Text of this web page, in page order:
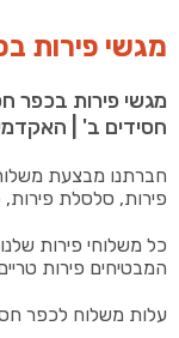
מגשי פירות
מגשי פירות בכפר
חסידים ב' |
חברתנו מבצעת
פירות, סלסלת פירות,
כל משלוחי פירות
המבטיחים פירות
עלות משלוח לכפר חסידים